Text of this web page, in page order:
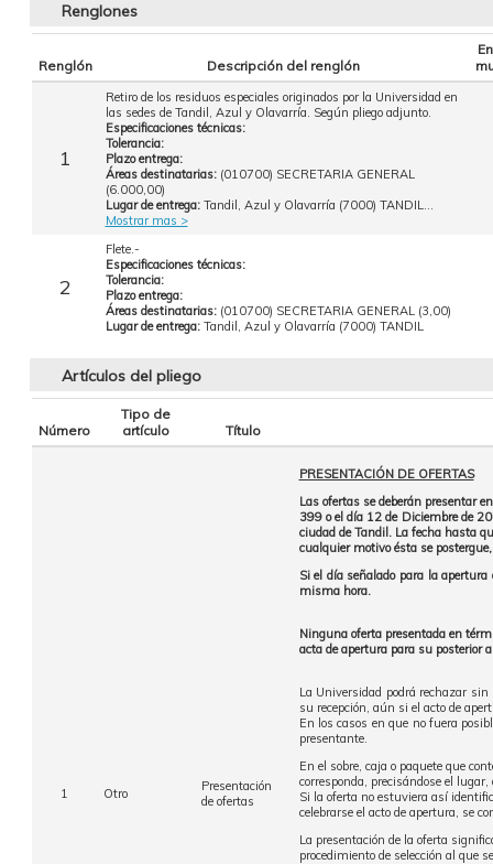
Renglones
Renglón Descripción del renglón
1
Retiro de los residuos especiales originados por la Universidad en
las sedes de Tandil, Azul y Olavarría. Según pliego adjunto.
Especificaciones técnicas:
Tolerancia:
Plazo entrega:
Áreas destinatarias: (010700) SECRETARIA GENERAL
(6.000,00)
Lugar de entrega: Tandil, Azul y Olavarría (7000) TANDIL...
Mostrar mas >
2
Flete.-
Especificaciones técnicas:
Tolerancia:
Plazo entrega:
Áreas destinatarias: (010700) SECRETARIA GENERAL (3,00)
Lugar de entrega: Tandil, Azul y Olavarría (7000) TANDIL
Artículos del pliego
Número
Tipo de
artículo
Título
1 Otro
Presentación
de ofertas
PRESENTACIÓN DE OFERTAS
Las ofertas se deberán presentar
399 o el día 12 de Diciembre de
ciudad de Tandil. La fecha hasta
cualquier motivo ésta se
Si el día señalado para la
misma hora.
Ninguna oferta presentada en
acta de apertura para su posterior
La Universidad podrá rechazar
su recepción, aún si el acto de
En los casos en que no fuera
presentante.
En el sobre, caja o paquete que
corresponda, precisándose el
Si la oferta no estuviera así
celebrarse el acto de apertura, se
La presentación de la oferta
procedimiento de selección al que